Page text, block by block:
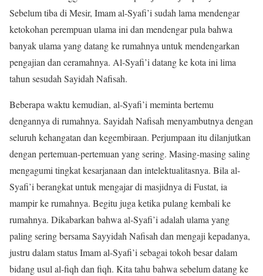
Sebelum tiba di Mesir, Imam al-Syafi’i sudah lama mendengar
ketokohan perempuan ulama ini dan mendengar pula bahwa
banyak ulama yang datang ke rumahnya untuk mendengarkan
pengajian dan ceramahnya. Al-Syafi’i datang ke kota ini lima
tahun sesudah Sayidah Nafisah.
Beberapa waktu kemudian, al-Syafi’i meminta bertemu
dengannya di rumahnya. Sayidah Nafisah menyambutnya dengan
seluruh kehangatan dan kegembiraan. Perjumpaan itu dilanjutkan
dengan pertemuan-pertemuan yang sering. Masing-masing saling
mengagumi tingkat kesarjanaan dan intelektualitasnya. Bila al-
Syafi’i berangkat untuk mengajar di masjidnya di Fustat, ia
mampir ke rumahnya. Begitu juga ketika pulang kembali ke
rumahnya. Dikabarkan bahwa al-Syafi’i adalah ulama yang
paling sering bersama Sayyidah Nafisah dan mengaji kepadanya,
justru dalam status Imam al-Syafi’i sebagai tokoh besar dalam
bidang usul al-fiqh dan fiqh. Kita tahu bahwa sebelum datang ke